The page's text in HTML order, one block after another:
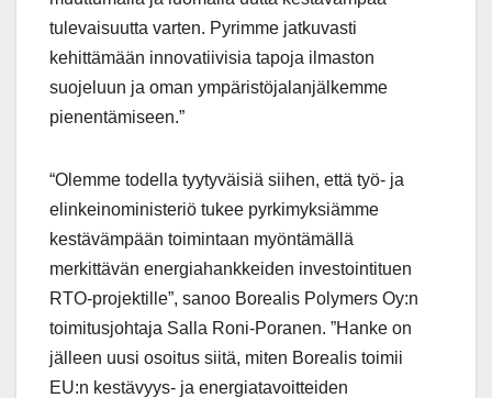
tulevaisuutta varten. Pyrimme jatkuvasti
kehittämään innovatiivisia tapoja ilmaston
suojeluun ja oman ympäristöjalanjälkemme
pienentämiseen.”
“Olemme todella tyytyväisiä siihen, että työ- ja
elinkeinoministeriö tukee pyrkimyksiämme
kestävämpään toimintaan myöntämällä
merkittävän energiahankkeiden investointituen
RTO-projektille”, sanoo Borealis Polymers Oy:n
toimitusjohtaja Salla Roni-Poranen. ”Hanke on
jälleen uusi osoitus siitä, miten Borealis toimii
EU:n kestävyys- ja energiatavoitteiden